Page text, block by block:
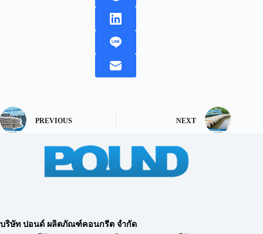
PREVIOUS NEXT
บริษัท ปอนด์ ผลิตภัณฑ์คอนกรีต จำกัด